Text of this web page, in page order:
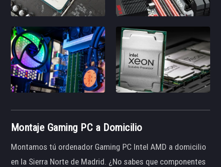
Montaje Gaming PC a Domicilio
Montamos tú ordenador Gaming PC Intel AMD a domicilio
en la Sierra Norte de Madrid. ¿No sabes que componentes